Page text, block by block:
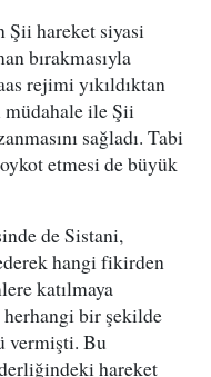
Şii hareket siyasi
bırakmasıyla
rejimi yıkıldıktan
müdahale ile Şii
sağladı. Tabi
etmesi de büyük
de Sistani,
hangi fikirden
katılmaya
herhangi bir şekilde
vermişti. Bu
hareket